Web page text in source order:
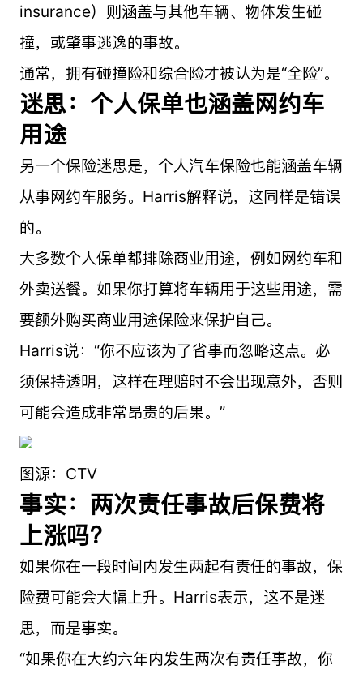
insurance）则涵盖与其他车辆、物体发生碰
撞，或肇事逃逸的事故。
通常，拥有碰撞险和综合险才被认为是“全险”。
迷思：个人保单也涵盖网约车
用途
另一个保险迷思是，个人汽车保险也能涵盖车辆
从事网约车服务。Harris解释说，这同样是错误
的。
大多数个人保单都排除商业用途，例如网约车和
外卖送餐。如果你打算将车辆用于这些用途，需
要额外购买商业用途保险来保护自己。
Harris说：“你不应该为了省事而忽略这点。必
须保持透明，这样在理赔时不会出现意外，否则
可能会造成非常昂贵的后果。”
图源：CTV
事实：两次责任事故后保费将
上涨吗？
如果你在一段时间内发生两起有责任的事故，保
险费可能会大幅上升。Harris表示，这不是迷
思，而是事实。
“如果你在大约六年内发生两次有责任事故，你